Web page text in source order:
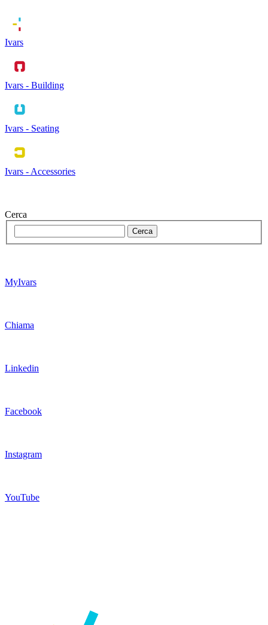
Ivars
Ivars - Building
Ivars - Seating
Ivars - Accessories
Cerca
MyIvars
Chiama
Linkedin
Facebook
Instagram
YouTube